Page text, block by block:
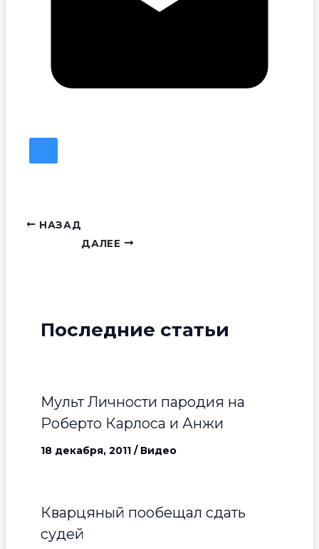
НАЗАД
ДАЛЕЕ
Последние статьи
Мульт Личности пародия на
Роберто Карлоса и Анжи
18 декабря, 2011 / Видео
Кварцяный пообещал сдать
судей